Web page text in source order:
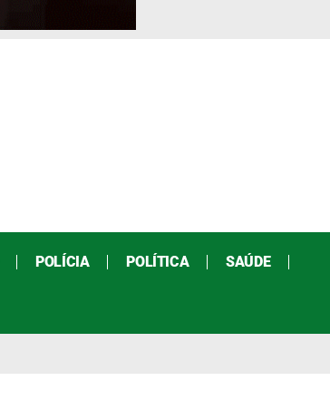
POLÍCIA POLÍTICA SAÚDE